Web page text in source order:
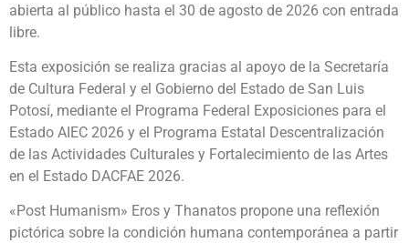
abierta al público hasta el 30 de agosto de 2026 con entrada
libre.
Esta exposición se realiza gracias al apoyo de la Secretaría
de Cultura Federal y el Gobierno del Estado de San Luis
Potosí, mediante el Programa Federal Exposiciones para el
Estado AIEC 2026 y el Programa Estatal Descentralización
de las Actividades Culturales y Fortalecimiento de las Artes
en el Estado DACFAE 2026.
«Post Humanism» Eros y Thanatos propone una reflexión
pictórica sobre la condición humana contemporánea a partir